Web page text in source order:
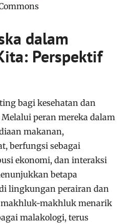
dalam
Perspektif
bagi kesehatan dan
peran mereka dalam
makanan,
berfungsi sebagai
ekonomi, dan interaksi
betapa
lingkungan perairan dan
makhluk menarik
malakologi, terus